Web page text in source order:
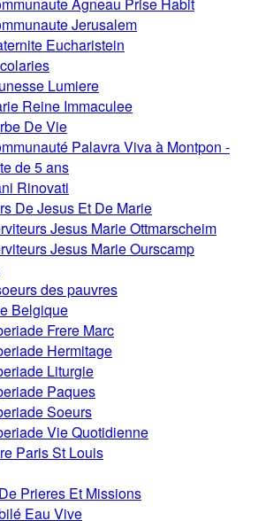
Agneau Prise Habit
Jerusalem
Eucharistein
Lumiere
Reine Immaculee
De Vie
Palavra Viva à Montpon -
de 5 ans
Rinovati
De Jesus Et De Marie
Jesus Marie Ottmarscheim
Jesus Marie Ourscamp
des pauvres
Belgique
Frere Marc
Hermitage
Liturgie
Paques
Soeurs
Vie Quotidienne
Paris St Louis
Prieres Et Missions
Eau Vive